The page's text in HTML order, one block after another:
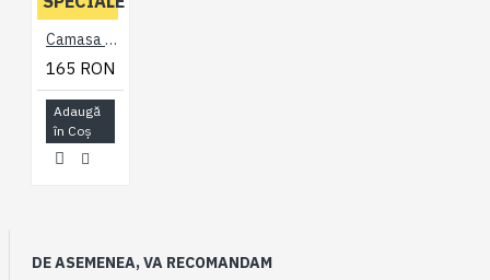
Camasa cu Maneca Scurta Retro Negru - RETRO STRECH SHIRT BLACK - 2XL 3XL 4XL 5XL 6XL 7XL
165 RON
Adaugă
în Coş
DE ASEMENEA, VA RECOMANDAM